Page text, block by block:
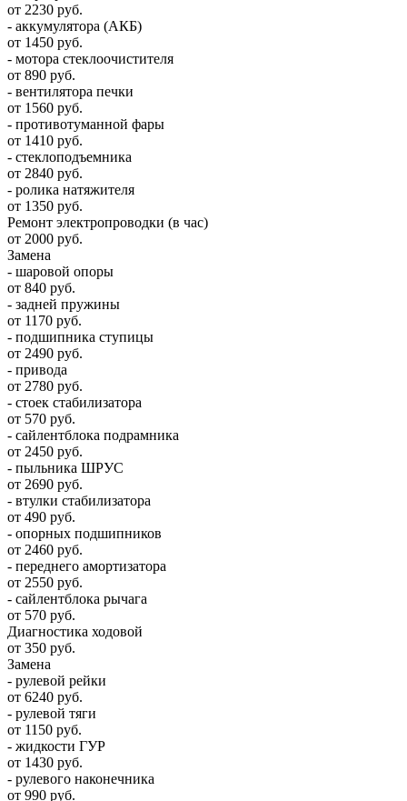
от 2230 руб.
- аккумулятора (АКБ)
от 1450 руб.
- мотора стеклоочистителя
от 890 руб.
- вентилятора печки
от 1560 руб.
- противотуманной фары
от 1410 руб.
- стеклоподъемника
от 2840 руб.
- ролика натяжителя
от 1350 руб.
Ремонт электропроводки (в час)
от 2000 руб.
Замена
- шаровой опоры
от 840 руб.
- задней пружины
от 1170 руб.
- подшипника ступицы
от 2490 руб.
- привода
от 2780 руб.
- стоек стабилизатора
от 570 руб.
- сайлентблока подрамника
от 2450 руб.
- пыльника ШРУС
от 2690 руб.
- втулки стабилизатора
от 490 руб.
- опорных подшипников
от 2460 руб.
- переднего амортизатора
от 2550 руб.
- сайлентблока рычага
от 570 руб.
Диагностика ходовой
от 350 руб.
Замена
- рулевой рейки
от 6240 руб.
- рулевой тяги
от 1150 руб.
- жидкости ГУР
от 1430 руб.
- рулевого наконечника
от 990 руб.